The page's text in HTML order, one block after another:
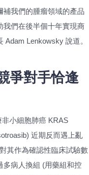
補我們的腫瘤領域的產品
我們在後半個十年實現商
Lenkowsky 說道。
爭對手恰逢
非小細胞肺癌 KRAS
近期反而遇上亂
其作為確認性臨床試驗數
多病人換組 (用藥組和控